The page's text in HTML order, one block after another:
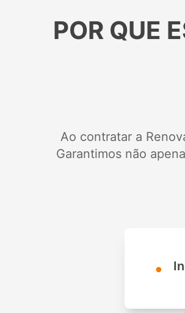
POR QUE
Ao contratar a
Garantimos não
•